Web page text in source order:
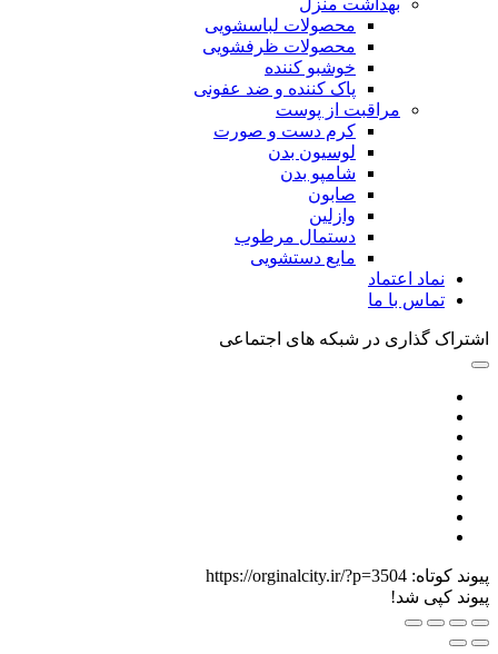
محصولات لباسشویی
محصولات ظرفشویی
خوشبو کننده
پاک کننده و ضد عفونی
مراقبت از پوست
کرم دست و صورت
لوسیون بدن
شامپو بدن
صابون
وازلین
دستمال مرطوب
مایع دستشویی
نماد اعتماد
تماس با ما
اشتراک گذاری در شبکه های اجتماعی
پیوند کوتاه: https://orginalcity.ir/?p=3504
پیوند کپی شد!